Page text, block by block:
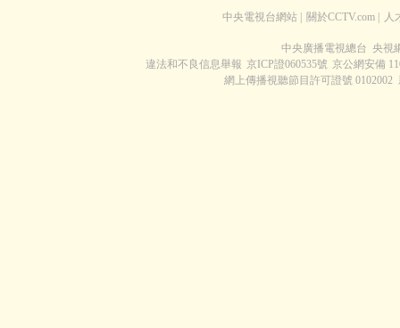
中央電視台網站 關於CCTV.com 人
中央廣播電視總台 央視
違法和不良信息舉報 京ICP證060535號 京公網安備
網上傳播視聽節目許可證號 0102002